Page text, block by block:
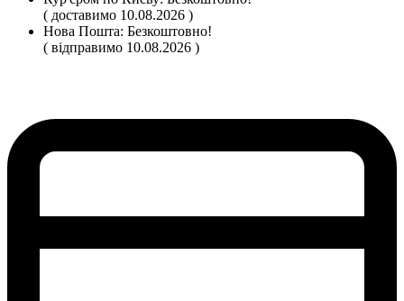
( доставимо 10.08.2026 )
Нова Пошта: Безкоштовно!
( відправимо 10.08.2026 )